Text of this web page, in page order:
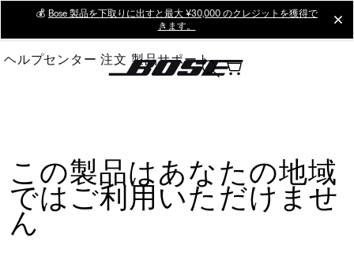
Main
💰 Bose 製品を下取りに出すと最大 ¥30,000 のクレジットを獲得で
きます。
ヘルプセンター 注文 製品サポート
この製品はあなたの地域
ではご利用いただけませ
ん